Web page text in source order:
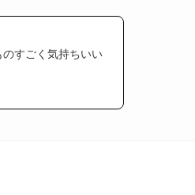
すごく気持ちいい